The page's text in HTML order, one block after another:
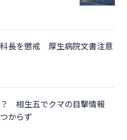
長を懲戒 厚生病院文書注意
？ 相生五でクマの目撃情報
からず